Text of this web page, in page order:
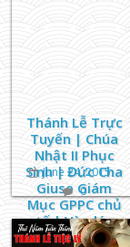
Thánh Lễ Trực
Tuyến | Chúa
Nhật II Phục
Sinh | Đức Cha
Giuse Giám
Mục GPPC chủ
tế | Vào lúc
05h00
June 24, 2015
0